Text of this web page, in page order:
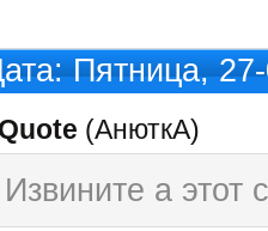
Пятница,
Quote (АнюткA)
Извините а этот